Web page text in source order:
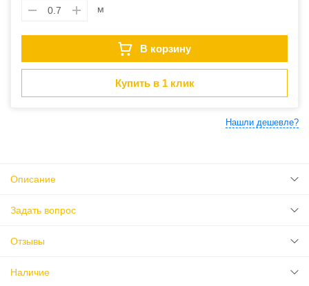
м
В корзину
Купить в 1 клик
Нашли дешевле?
Описание
Задать вопрос
Отзывы
Наличие